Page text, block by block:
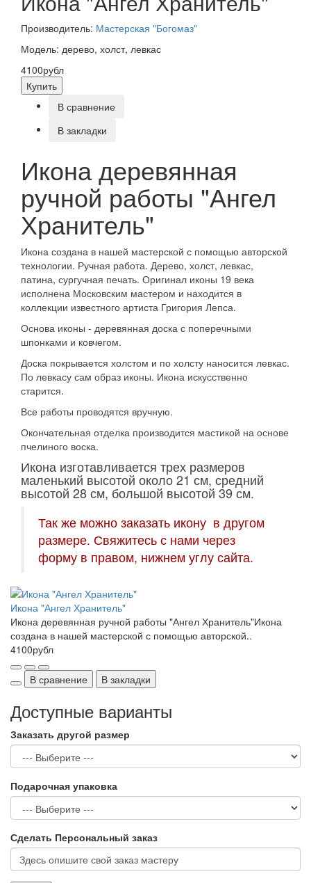
Производитель: Мастерская "Богомаз"
Модель: дерево, холст, левкас
4100рубл
Купить
В сравнение
В закладки
Икона деревянная
ручной работы "Ангел
Хранитель"
Икона создана в нашей мастерской с помощью авторской
технологии. Ручная работа. Дерево, холст, левкас,
патина, сургучная печать. Оригинал иконы 19 века
исполнена Московским мастером и находится в
коллекции известного артиста Григория Лепса.
Основа иконы - деревянная доска с поперечными
шпонками и ковчегом.
Доска покрывается холстом и по холсту наносится левкас.
По левкасу сам образ иконы. Икона искусственно
старится.
Все работы проводятся вручную.
Окончательная отделка производится мастикой на основе
пчелиного воска.
Икона изготавливается трех размеров
маленький высотой около 21 см, средний
высотой 28 см, большой высотой 39 см.
Так же можно заказать икону в другом
размере. Свяжитесь с нами через
форму в правом, нижнем углу сайта.
Икона "Ангел Хранитель"
Икона деревянная ручной работы "Ангел Хранитель"Икона
создана в нашей мастерской с помощью авторской..
4100рубл
В сравнение В закладки
Доступные варианты
Заказать другой размер
Подарочная упаковка
Сделать Персональный заказ